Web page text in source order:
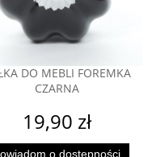
DO MEBLI FOREMKA
CZARNA
19,90 zł
o dostępności